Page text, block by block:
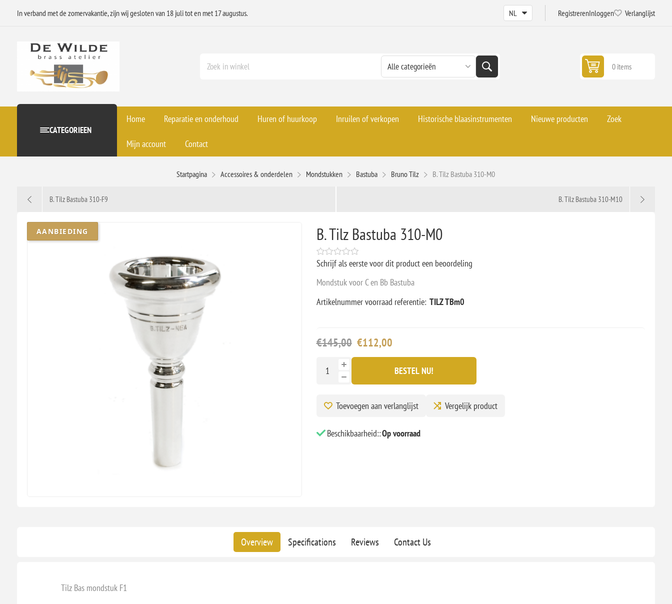
In verband met de zomervakantie, zijn wij gesloten van 18 juli tot en met 17 augustus. RegistrerenInloggen Verlanglijst
0 items
CATEGORIEEN
Home Reparatie en onderhoud Huren of huurkoop Inruilen of verkopen Historische blaasinstrumenten Nieuwe producten Zoek
Mijn account Contact
Startpagina Accessoires & onderdelen Mondstukken Bastuba Bruno Tilz B. Tilz Bastuba 310-M0
B. Tilz Bastuba 310-F9 B. Tilz Bastuba 310-M10
AANBIEDING B. Tilz Bastuba 310-M0
Schrijf als eerste voor dit product een beoordeling
Mondstuk voor C en Bb Bastuba
Artikelnummer voorraad referentie: TILZ TBm0
€145,00 €112,00
BESTEL NU!
Toevoegen aan verlanglijst Vergelijk product
Beschikbaarheid::Op voorraad
Overview Specifications Reviews Contact Us
Tilz Bas mondstuk F1